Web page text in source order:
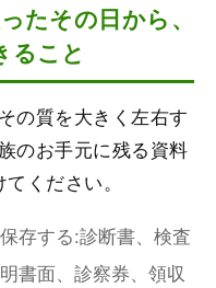
たその日から、
ること
の質を大きく左右す
のお手元に残る資料
ください。
存する:診断書、検査
書面、診察券、領収